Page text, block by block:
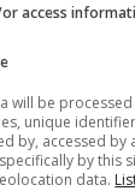
access
will be
unique
by, accessed by
by this
data.